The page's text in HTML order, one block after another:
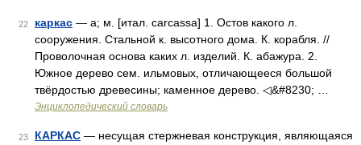
22 каркас — а; м. [итал. carcassa] 1. Остов какого л.
сооружения. Стальной к. высотного дома. К. корабля. //
Проволочная основа каких л. изделий. К. абажура. 2.
Южное дерево сем. ильмовых, отличающееся большой
твёрдостью древесины; каменное дерево. ◁&#8230; …
Энциклопедический словарь
23 КАРКАС — несущая стержневая конструкция, являющаяся